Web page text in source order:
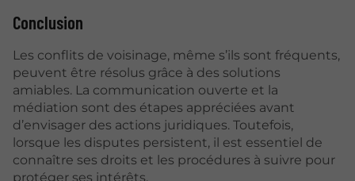
Conclusion
Les conflits de voisinage, même s’ils sont fréquents,
peuvent être résolus grâce à des solutions
amiables. La communication ouverte et la
médiation sont des étapes appréciées avant
d’envisager des actions juridiques. Toutefois,
lorsque les disputes persistent, il est essentiel de
connaître ses droits et les procédures à suivre pour
protéger ses intérêts.